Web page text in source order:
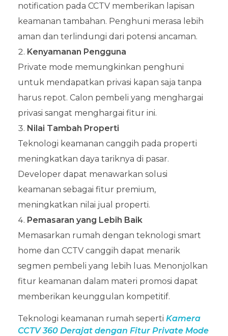
notification pada CCTV memberikan lapisan
keamanan tambahan. Penghuni merasa lebih
aman dan terlindungi dari potensi ancaman.
Kenyamanan Pengguna
Private mode memungkinkan penghuni
untuk mendapatkan privasi kapan saja tanpa
harus repot. Calon pembeli yang menghargai
privasi sangat menghargai fitur ini.
Nilai Tambah Properti
Teknologi keamanan canggih pada properti
meningkatkan daya tariknya di pasar.
Developer dapat menawarkan solusi
keamanan sebagai fitur premium,
meningkatkan nilai jual properti.
Pemasaran yang Lebih Baik
Memasarkan rumah dengan teknologi smart
home dan CCTV canggih dapat menarik
segmen pembeli yang lebih luas. Menonjolkan
fitur keamanan dalam materi promosi dapat
memberikan keunggulan kompetitif.
Teknologi keamanan rumah seperti Kamera
CCTV 360 Derajat dengan Fitur Private Mode